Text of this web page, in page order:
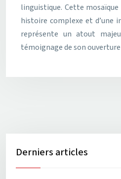
linguistique. Cette
histoire complexe et d’une
représente un atout
témoignage de son
Derniers articles